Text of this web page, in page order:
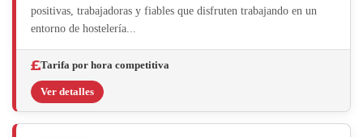
positivas, trabajadoras y fiables que disfruten trabajando en un
entorno de hostelería...
Tarifa por hora competitiva
Ver detalles